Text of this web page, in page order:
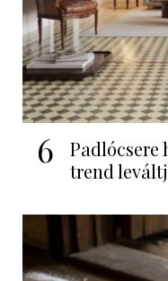
6
Padlócsere
trend